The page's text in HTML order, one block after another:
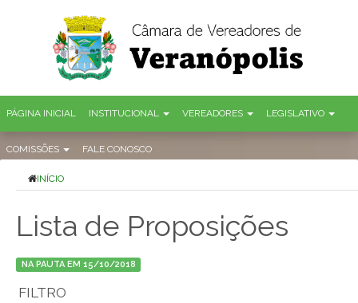
PÁGINA INICIAL INSTITUCIONAL VEREADORES LEGISLATIVO
COMISSÕES FALE CONOSCO
INÍCIO
Lista de Proposições
NA PAUTA EM 15/10/2018
FILTRO